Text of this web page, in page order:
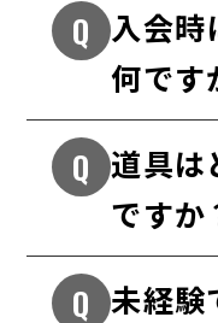
入会時
何です
道具は
ですか
未経験